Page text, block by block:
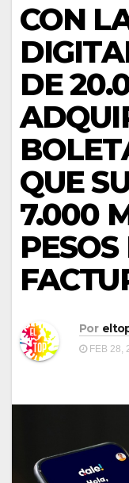
CON
DE
QUE
7.000
PESOS
Por
FEB 28,